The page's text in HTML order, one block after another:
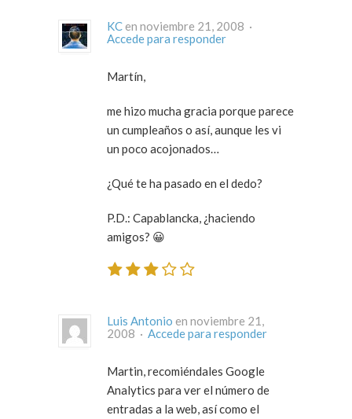
KC
en noviembre 21, 2008 ·
Accede para responder
Martín,
me hizo mucha gracia porque parece
un cumpleaños o así, aunque les vi
un poco acojonados…
¿Qué te ha pasado en el dedo?
P.D.: Capablancka, ¿haciendo
amigos? 😀
Luis Antonio en noviembre 21,
2008 · Accede para responder
Martin, recomiéndales Google
Analytics para ver el número de
entradas a la web, así como el